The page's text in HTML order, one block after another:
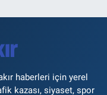
haberleri için yerel
kazası, siyaset, spor